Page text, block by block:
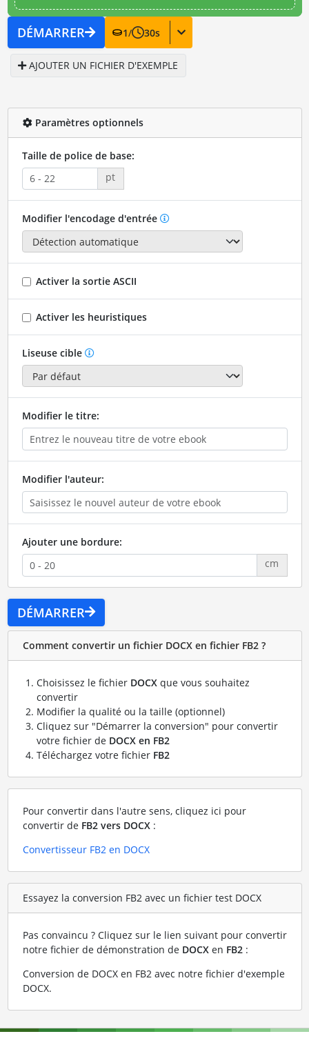
DÉMARRER 1/ 30s
AJOUTER UN FICHIER D'EXEMPLE
Paramètres optionnels
Taille de police de base:
pt
Modifier l'encodage d'entrée
Activer la sortie ASCII
Activer les heuristiques
Liseuse cible
Modifier le titre:
Modifier l'auteur:
Ajouter une bordure:
cm
DÉMARRER
Comment convertir un fichier DOCX en fichier FB2 ?
Choisissez le fichier DOCXque vous souhaitez
convertir
Modifier la qualité ou la taille (optionnel)
Cliquez sur "Démarrer la conversion" pour convertir
votre fichier de DOCX en FB2
Téléchargez votre fichier FB2
Pour convertir dans l'autre sens, cliquez ici pour
convertir de FB2 vers DOCX:
Convertisseur FB2 en DOCX
Essayez la conversion FB2 avec un fichier test DOCX
Pas convaincu ? Cliquez sur le lien suivant pour convertir
notre fichier de démonstration de DOCXen FB2:
Conversion de DOCX en FB2 avec notre fichier d'exemple
DOCX.